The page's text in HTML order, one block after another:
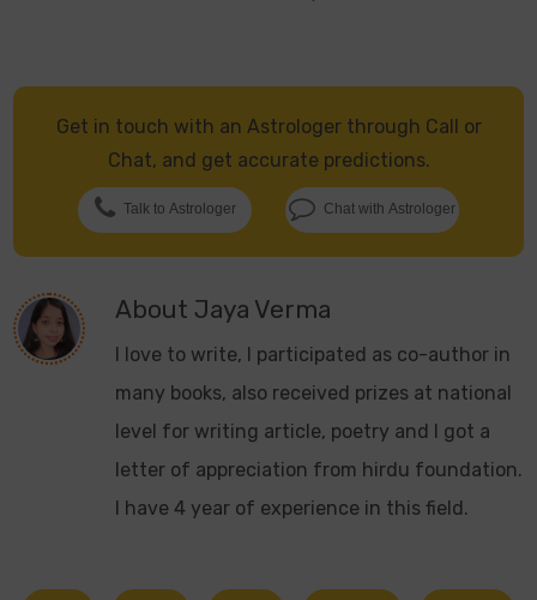
Get in touch with an Astrologer through Call or
Chat, and get accurate predictions.
Talk to Astrologer Chat with Astrologer
About Jaya Verma
I love to write, I participated as co-author in
many books, also received prizes at national
level for writing article, poetry and I got a
letter of appreciation from hirdu foundation.
I have 4 year of experience in this field.